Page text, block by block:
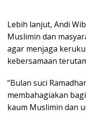
Lebih lanjut, Andi
Muslimin dan
agar menjaga
kebersamaan
“Bulan suci
membahagiakan
kaum Muslimin dan